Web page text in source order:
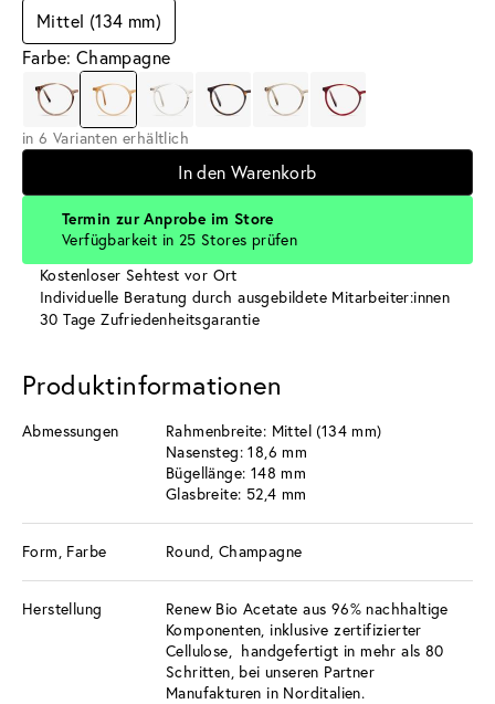
Mittel (134 mm)
Farbe: Champagne
in 6 Varianten erhältlich
In den Warenkorb
Termin zur Anprobe im Store
Verfügbarkeit in 25 Stores prüfen
Kostenloser Sehtest vor Ort
Individuelle Beratung durch ausgebildete Mitarbeiter:innen
30 Tage Zufriedenheitsgarantie
Produktinformationen
Abmessungen
Rahmenbreite: Mittel (134 mm)
Nasensteg: 18,6 mm
Bügellänge: 148 mm
Glasbreite: 52,4 mm
Form, Farbe Round, Champagne
Herstellung
Renew Bio Acetate aus 96% nachhaltige
Komponenten, inklusive zertifizierter
Cellulose, handgefertigt in mehr als 80
Schritten, bei unseren Partner
Manufakturen in Norditalien.